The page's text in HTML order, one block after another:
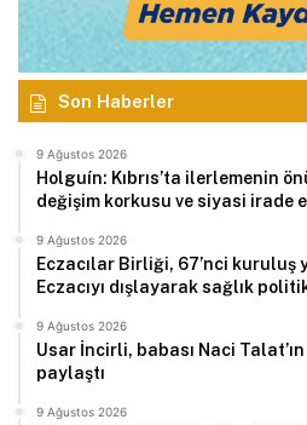
Son Haberler
9 Ağustos 2026
Holguín: Kıbrıs’ta ilerlemenin
değişim korkusu ve siyasi irade
9 Ağustos 2026
Eczacılar Birliği, 67’nci kuruluş
Eczacıyı dışlayarak sağlık
9 Ağustos 2026
Usar İncirli, babası Naci
paylaştı
9 Ağustos 2026